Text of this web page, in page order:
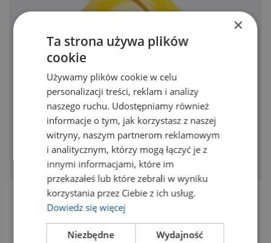
Digging Bar
45,00zł
Pierwotna
cena
36,00zł Aktualna
cena
×
Ta strona używa plików
cookie
Używamy plików cookie w celu
personalizacji treści, reklam i analizy
naszego ruchu. Udostępniamy również
informacje o tym, jak korzystasz z naszej
witryny, naszym partnerom reklamowym
i analitycznym, którzy mogą łączyć je z
innymi informacjami, które im
przekazałeś lub które zebrali w wyniku
korzystania przez Ciebie z ich usług.
Dowiedz się więcej
Niezbędne Wydajność